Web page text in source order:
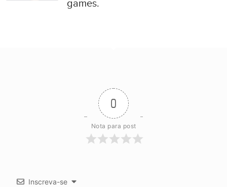
games.
0
Nota para post
Inscreva-se